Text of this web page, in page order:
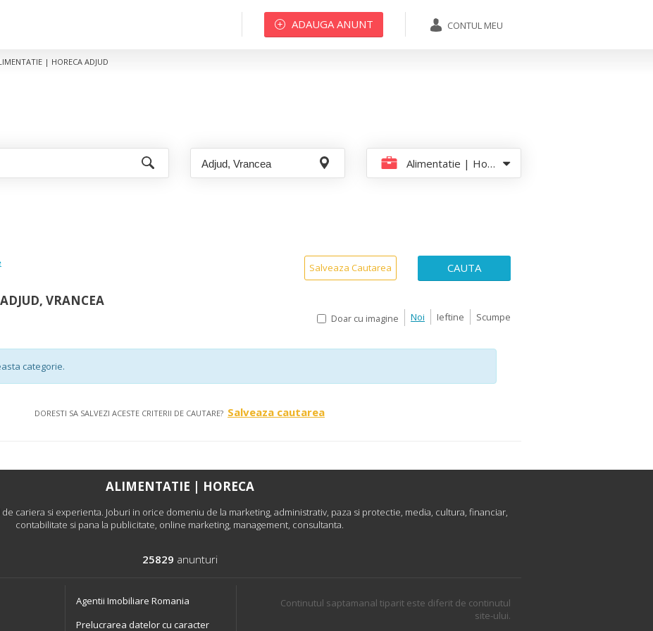
CONTUL MEU
ADAUGA ANUNT
| HORECA ADJUD
Alimentatie | HoReCa
Salveaza Cautarea CAUTA
VRANCEA
Doar cu imagine Noi Ieftine Scumpe
categorie.
DORESTI SA SALVEZI ACESTE CRITERII DE CAUTARE? Salveaza cautarea
ALIMENTATIE | HORECA
cariera si experienta. Joburi in orice domeniu de la marketing, administrativ, paza si protectie, media, cultura, financiar,
contabilitate si pana la publicitate, online marketing, management, consultanta.
25829 anunturi
Agentii Imobiliare Romania
Prelucrarea datelor cu caracter
Continutul saptamanal tiparit este diferit de continutul
site-ului.